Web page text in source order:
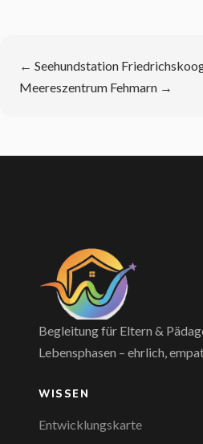
← Seehundstation
Meereszentrum Fehmarn →
Begleitung für Eltern &
Lebensphasen – ehrlich,
WISSEN
Entwicklungskarte